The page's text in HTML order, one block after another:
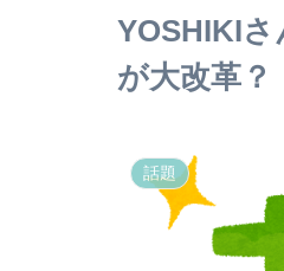
【悲報】Mrs.
【画像】『To
【熊本地震】日本
YOSHIKI
が大改革？
話題